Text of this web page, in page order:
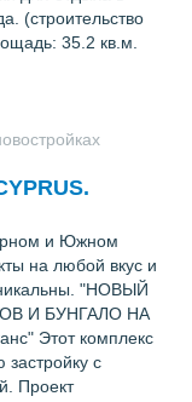
(строительство
35.2 кв.м.
и Южном
на любой вкус и
"НОВЫЙ
И БУНГАЛО НА
Этот комплекс
с
Проект